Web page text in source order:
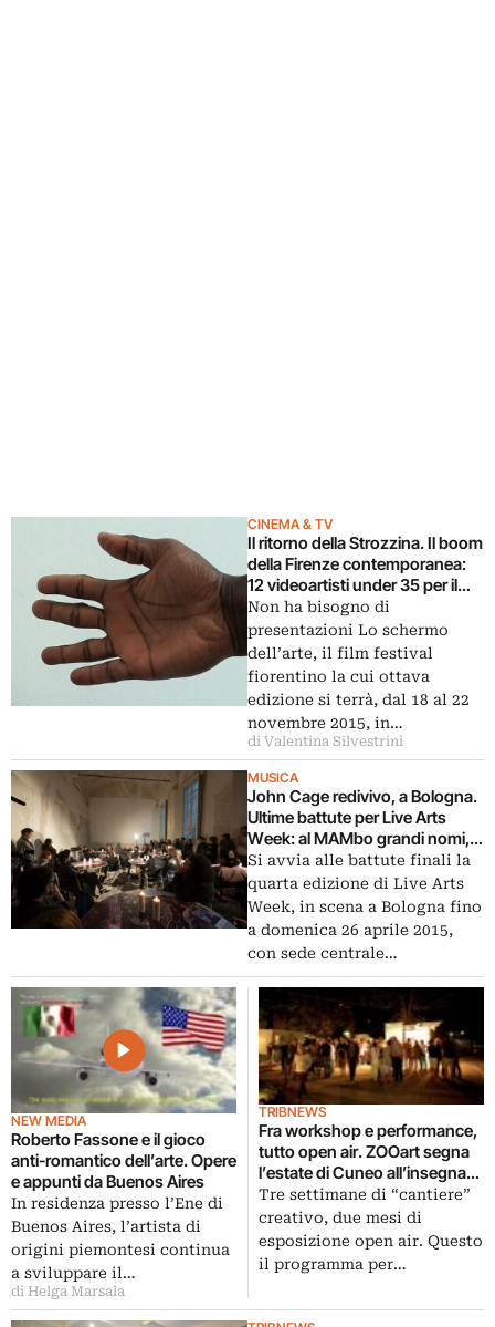
CINEMA & TV
Il ritorno della Strozzina. Il boom
della Firenze contemporanea:
12 videoartisti under 35 per il
progetto europeo Visio
prodotto da Lo schermo
dell’arte
Non ha bisogno di
presentazioni Lo schermo
dell’arte, il film festival
fiorentino la cui ottava
edizione si terrà, dal 18 al 22
novembre 2015, in…
di Valentina Silvestrini
MUSICA
John Cage redivivo, a Bologna.
Ultime battute per Live Arts
Week: al MAMbo grandi nomi,
da Seth Price a Ben Vickers, da
Carola Spadoni a Riccardo
Benassi
Si avvia alle battute finali la
quarta edizione di Live Arts
Week, in scena a Bologna fino
a domenica 26 aprile 2015,
con sede centrale…
NEW MEDIA
Roberto Fassone e il gioco
anti-romantico dell’arte. Opere
e appunti da Buenos Aires
In residenza presso l’Ene di
Buenos Aires, l’artista di
origini piemontesi continua
a sviluppare il…
di Helga Marsala
TRIBNEWS
Fra workshop e performance,
tutto open air. ZOOart segna
l’estate di Cuneo all’insegna
della creatività: ecco le
immagini
Tre settimane di “cantiere”
creativo, due mesi di
esposizione open air. Questo
il programma per…